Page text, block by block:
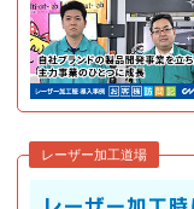
レーザー加工道場